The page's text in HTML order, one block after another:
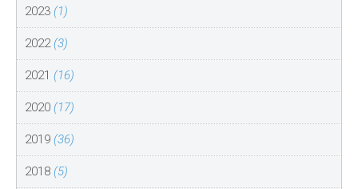
2023 (1)
2022(3)
2021 (16)
2020 (17)
2019 (36)
2018 (5)